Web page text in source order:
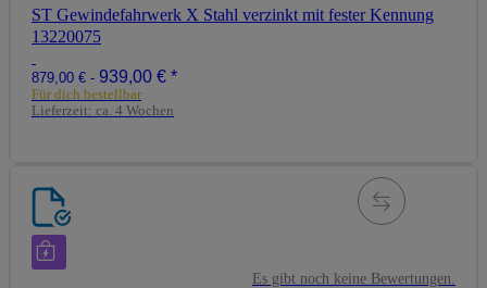
ST Gewindefahrwerk X Stahl verzinkt mit fester Kennung
13220075
879,00 € - 939,00 € *
Für dich bestellbar
Lieferzeit: ca. 4 Wochen
Es gibt noch keine Bewertungen.